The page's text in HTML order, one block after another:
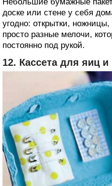
Небольшие бумажные
доске или стене у себя
угодно: открытки,
просто разные мелочи,
постоянно под рукой.
12. Кассета для яиц